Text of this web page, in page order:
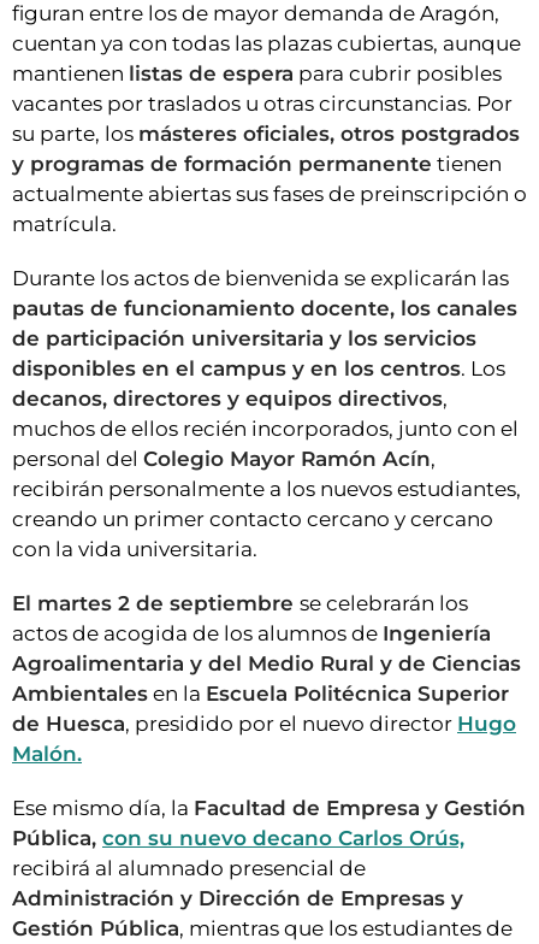
figuran entre los de mayor demanda de Aragón,
cuentan ya con todas las plazas cubiertas, aunque
mantienen listas de espera para cubrir posibles
vacantes por traslados u otras circunstancias. Por
su parte, los másteres oficiales, otros postgrados
y programas de formación permanente tienen
actualmente abiertas sus fases de preinscripción o
matrícula.
Durante los actos de bienvenida se explicarán las
pautas de funcionamiento docente, los canales
de participación universitaria y los servicios
disponibles en el campus y en los centros. Los
decanos, directores y equipos directivos,
muchos de ellos recién incorporados, junto con el
personal del Colegio Mayor Ramón Acín,
recibirán personalmente a los nuevos estudiantes,
creando un primer contacto cercano y cercano
con la vida universitaria.
El martes 2 de septiembre se celebrarán los
actos de acogida de los alumnos de Ingeniería
Agroalimentaria y del Medio Rural y de Ciencias
Ambientales en la Escuela Politécnica Superior
de Huesca, presidido por el nuevo director Hugo
Malón.
Ese mismo día, la Facultad de Empresa y Gestión
Pública, con su nuevo decano Carlos Orús,
recibirá al alumnado presencial de
Administración y Dirección de Empresas y
Gestión Pública, mientras que los estudiantes de